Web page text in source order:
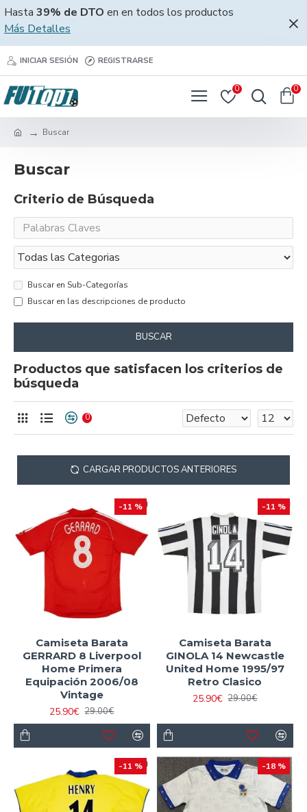
Hasta 39% de DTO en en todos los productos
Más Detalles
INICIAR SESIÓN REGISTRARSE
0 0
Buscar
Buscar
Criterio de Búsqueda
Buscar en Sub-Categorías
Buscar en las descripciones de producto
BUSCAR
Productos que satisfacen los criterios de
búsqueda
0
CARGAR PRODUCTOS ANTERIORES
-11 %
Camiseta Barata
GERRARD 8 Liverpool
Home Primera
Equipación 2006/08
Vintage
25.90€ 29.00€
-11 %
Camiseta Barata
GINOLA 14 Newcastle
United Home 1995/97
Retro Clasico
25.90€ 29.00€
-11 % -18 %